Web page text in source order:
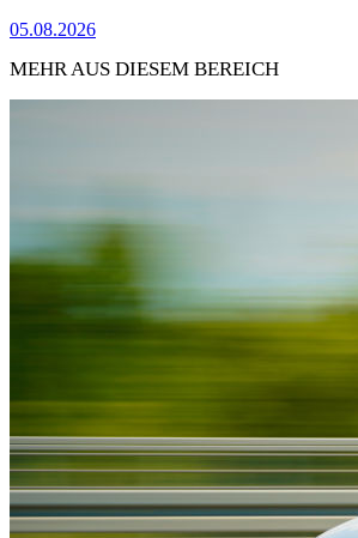
05.08.2026
MEHR AUS DIESEM BEREICH